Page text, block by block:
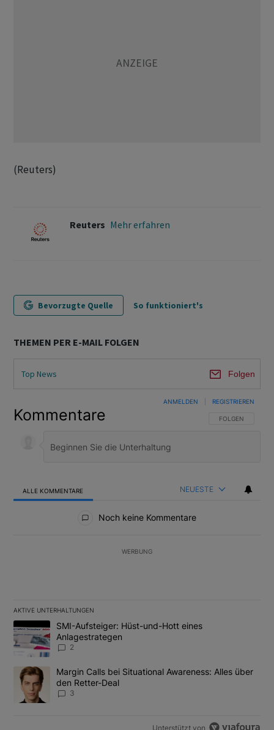
(Reuters)
Reuters Mehr erfahren
Bevorzugte Quelle So funktioniert's
THEMEN PER E-MAIL FOLGEN
Top News Folgen
Kommentare FOLGE DIESER
FOLGEN
ANMELDEN REGISTRIEREN
ALLE KOMMENTARE NEUESTE
Noch keine Kommentare
WERBUNG
AKTIVE UNTERHALTUNGEN
Das Folgende ist eine Liste der am meisten kommentierten
Ein Trendartikel mit dem Titel "SMI-Aufsteiger: Hüst-und-Hott
SMI-Aufsteiger: Hüst-und-Hott eines
Anlagestrategen
2
Ein Trendartikel mit dem Titel "Margin Calls bei Situational
Margin Calls bei Situational Awareness: Alles über
den Retter-Deal
3
Unterstützt von